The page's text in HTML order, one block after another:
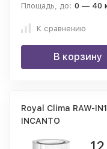
Площадь, до: 0 — 40
К сравнению
В корзину
Royal Clima RAW-
INCANTO